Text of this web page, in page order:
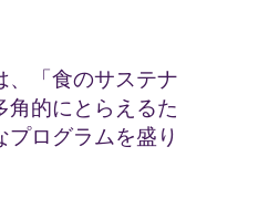
、「食のサステナ
角的にとらえるた
プログラムを盛り